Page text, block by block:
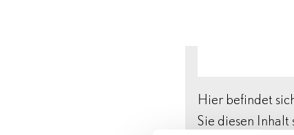
ist im Buchhandel
Hier befindet
Sie diesen Inhalt